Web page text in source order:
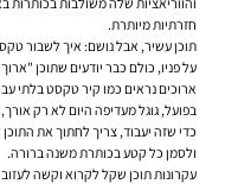
חזרתיות מיותרת.
תוכן עשיר, אבל נושם: איך לשבור
על פניו, כולם כבר יודעים שתוכן
ארוכים נראים כמו קיר טקסט בלתי
בפועל, גוגל מעדיפה היום לא רק
כדי שזה יעבוד, צריך לחתוך את
ולסמן כל קטע בכותרת משנה ברורה.
עקרונות תוכן שקל לקרוא וקשה לעזוב